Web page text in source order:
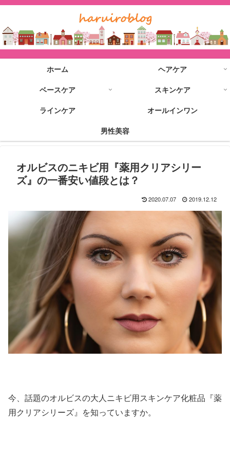
ホーム
ヘアケア
ベースケア
スキンケア
ラインケア
オールインワン
男性美容
オルビスのニキビ用『薬用クリアシリー
ズ』の一番安い値段とは？
2020.07.07 2019.12.12
今、話題のオルビスの大人ニキビ用スキンケア化粧品『薬
用クリアシリーズ』を知っていますか。